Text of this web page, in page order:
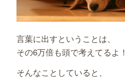
言葉に出すということは、
その6万倍も頭で考えてるよ！
そんなことしていると、